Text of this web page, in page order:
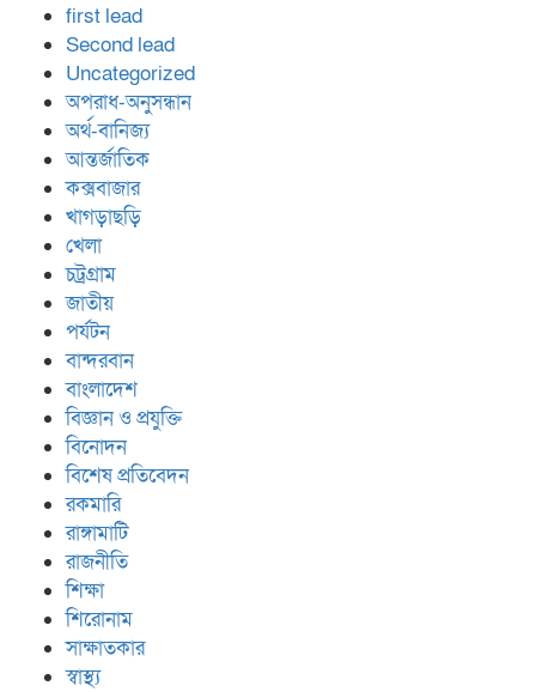
first lead
Second lead
Uncategorized
অপরাধ-অনুসন্ধান
অর্থ-বানিজ্য
আন্তর্জাতিক
কক্সবাজার
খাগড়াছড়ি
খেলা
চট্রগ্রাম
জাতীয়
পর্যটন
বান্দরবান
বাংলাদেশ
বিজ্ঞান ও প্রযুক্তি
বিনোদন
বিশেষ প্রতিবেদন
রকমারি
রাঙ্গামাটি
রাজনীতি
শিক্ষা
শিরোনাম
সাক্ষাতকার
স্বাস্থ্য